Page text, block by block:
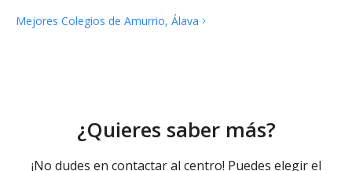
Mejores Colegios de Amurrio, Álava
¿Quieres saber más?
¡No dudes en contactar al centro! Puedes elegir el